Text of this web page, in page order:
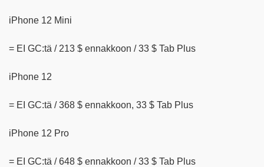
iPhone 12 Mini
= EI GC:tä / 213 $ ennakkoon / 33 $ Tab Plus
iPhone 12
= EI GC:tä / 368 $ ennakkoon, 33 $ Tab Plus
iPhone 12 Pro
= EI GC:tä / 648 $ ennakkoon / 33 $ Tab Plus